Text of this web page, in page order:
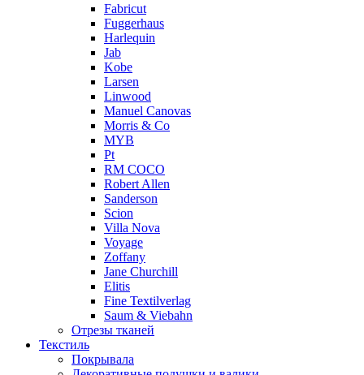
Fabricut
Fuggerhaus
Harlequin
Jab
Kobe
Larsen
Linwood
Manuel Canovas
Morris & Co
MYB
Pt
RM COCO
Robert Allen
Sanderson
Scion
Villa Nova
Voyage
Zoffany
Jane Churchill
Elitis
Fine Textilverlag
Saum & Viebahn
Отрезы тканей
Текстиль
Покрывала